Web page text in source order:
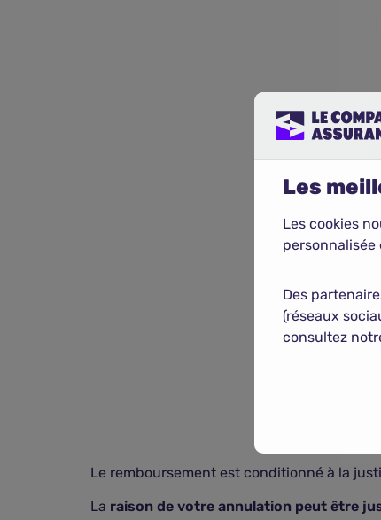
Le remboursement est conditionné à la
La raison de votre annulation peut être
Les
Les cookies
personnalisée
Des
(réseaux
consultez